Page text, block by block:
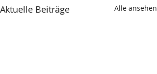
Aktuelle Beiträge Alle ansehen